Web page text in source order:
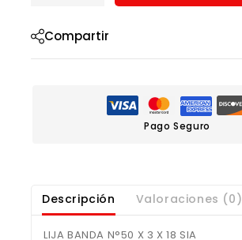
Compartir
Pago Seguro
Descripción Valoraciones (0)
LIJA BANDA N°50 X 3 X 18 SIA